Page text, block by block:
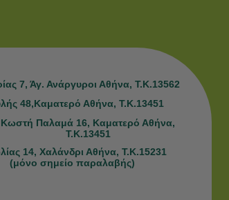
7, Άγ. Ανάργυροι Αθήνα, Τ.Κ.13562
48,Καματερό Αθήνα, Τ.Κ.13451
Κωστή Παλαμά 16, Καματερό Αθήνα,
Τ.Κ.13451
14, Χαλάνδρι Αθήνα, Τ.Κ.15231
(μόνο σημείο παραλαβής)